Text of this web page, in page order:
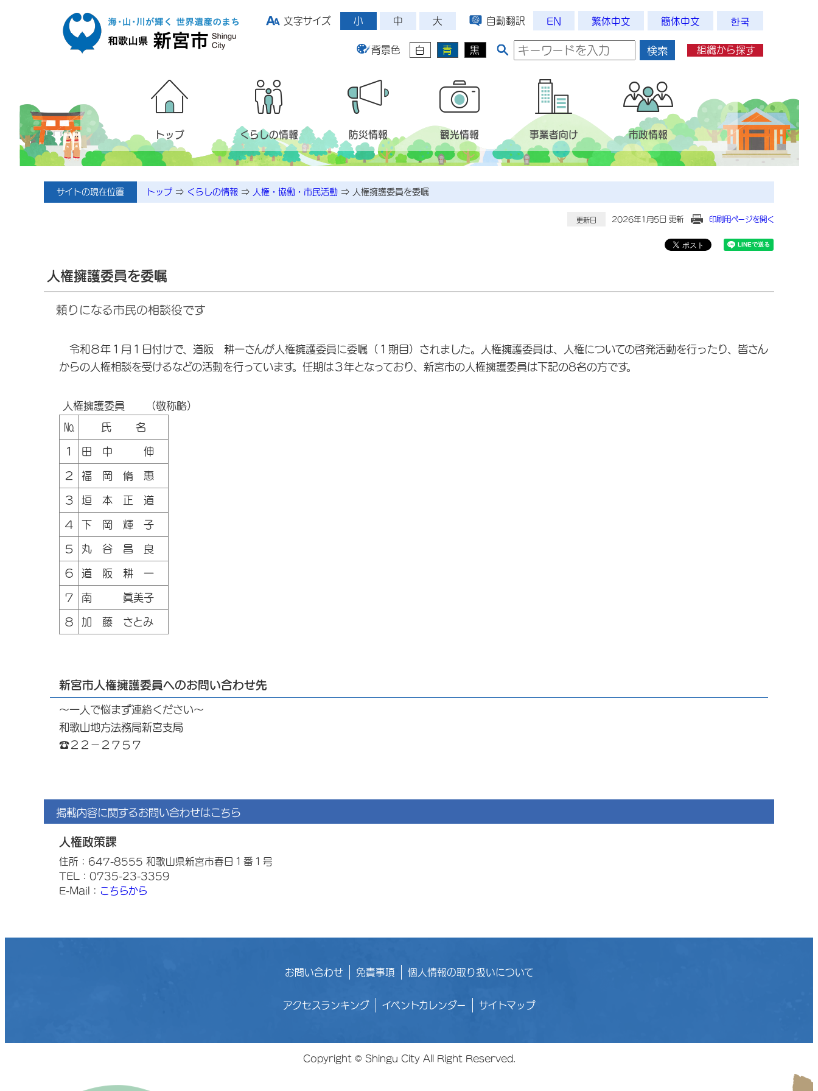
文字サイズ
小 中 大 自動翻訳 EN 繁体中文 簡体中文 한국
背景色 白 青 黒 検索 組織から探す
トップ くらしの情報 防災情報 観光情報 事業者向け 市政情報
サイトの現在位置 トップ ⇒ くらしの情報 ⇒ 人権・協働・市民活動 ⇒ 人権擁護委員を委嘱
更新日 2026年1月5日 更新 印刷用ページを開く
人権擁護委員を委嘱
頼りになる市民の相談役です
令和８年１月１日付けで、道阪 耕一さんが人権擁護委員に委嘱（１期目）されました。人権擁護委員は、人権についての啓発活動を行ったり、皆さん
からの人権相談を受けるなどの活動を行っています。任期は３年となっており、新宮市の人権擁護委員は下記の8名の方です。
人権擁護委員 （敬称略）
№ 氏 名
１ 田 中 伸
２ 福 岡 脩 惠
３ 垣 本 正 道
４ 下 岡 輝 子
５ 丸 谷 昌 良
６ 道 阪 耕 一
７ 南 眞美子
８ 加 藤 さとみ
新宮市人権擁護委員へのお問い合わせ先
～一人で悩まず連絡ください～
和歌山地方法務局新宮支局
☎２２－２７５７
掲載内容に関するお問い合わせはこちら
人権政策課
住所：647-8555 和歌山県新宮市春日１番１号
TEL：0735-23-3359
E-Mail： こちらから
お問い合わせ 免責事項 個人情報の取り扱いについて
アクセスランキング イベントカレンダー サイトマップ
Copyright © Shingu City All Right Reserved.